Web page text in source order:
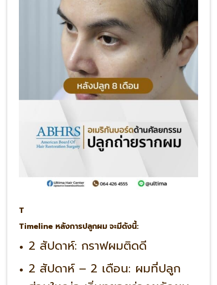
T
Timeline หลังการปลูกผม จะมีดังนี้:
2 สัปดาห์: กราฟผมติดดี
2 สัปดาห์ – 2 เดือน: ผมที่ปลูก